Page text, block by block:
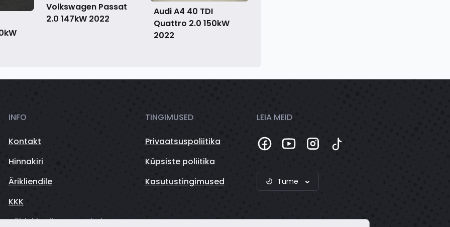
Volkswagen Passat
2.0 147kW 2022
Audi A4 40 TDI
Quattro 2.0 150kW
2022
INFO
Kontakt
Hinnakiri
Ärikliendile
KKK
Sõidukite finantseerimine
TINGIMUSED
Privaatsuspoliitika
Küpsiste poliitika
Kasutustingimused
LEIA MEID
Tume